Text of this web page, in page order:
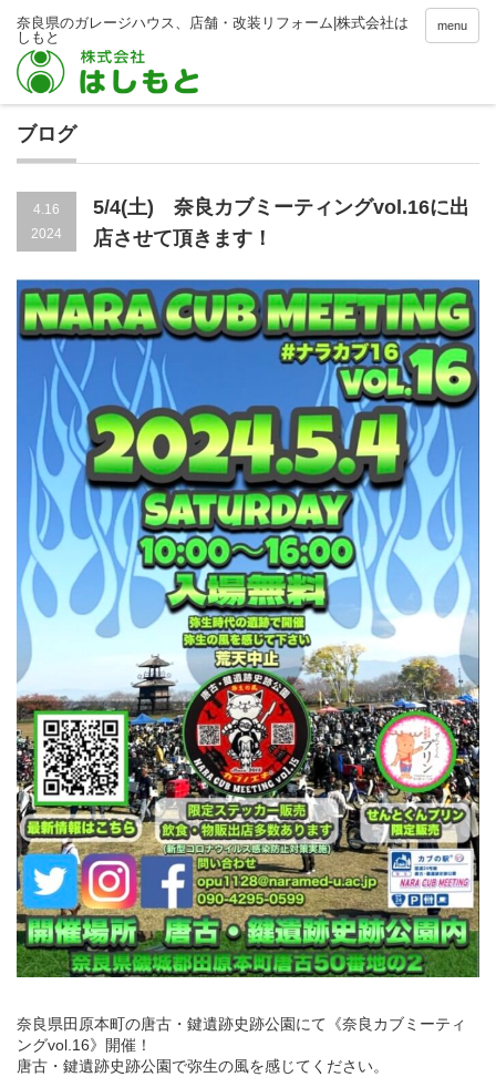
menu
ブログ
4.16
2024
5/4(土) 奈良カブミーティングvol.16に出
店させて頂きます！
奈良県田原本町の唐古・鍵遺跡史跡公園にて《奈良カブミーティ
ングvol.16》開催！
唐古・鍵遺跡史跡公園で弥生の風を感じてください。